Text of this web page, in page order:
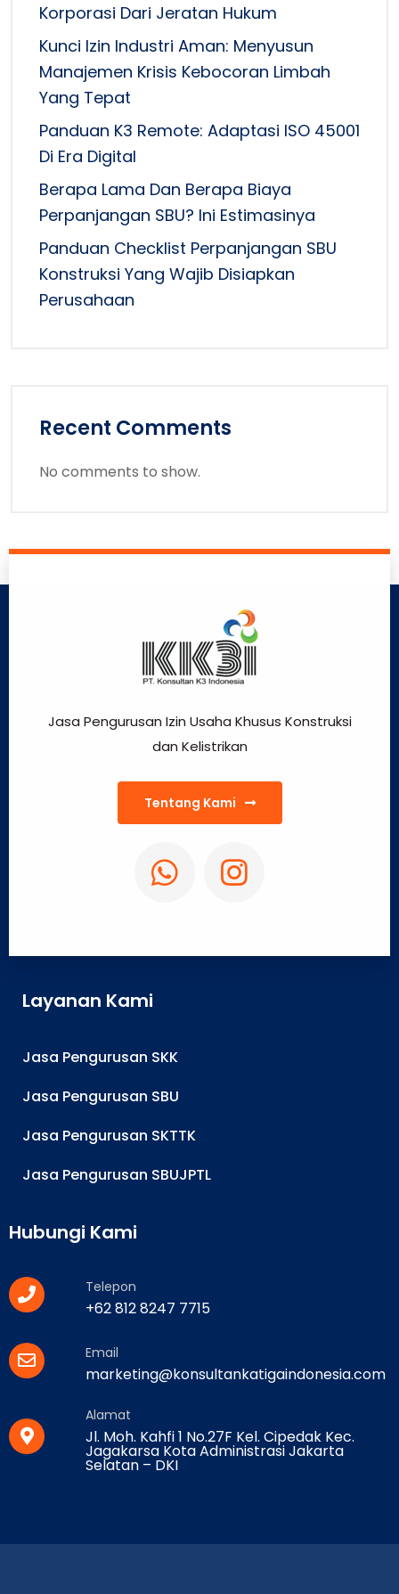
Korporasi Dari Jeratan Hukum
Kunci Izin Industri Aman: Menyusun
Manajemen Krisis Kebocoran Limbah
Yang Tepat
Panduan K3 Remote: Adaptasi ISO 45001
Di Era Digital
Berapa Lama Dan Berapa Biaya
Perpanjangan SBU? Ini Estimasinya
Panduan Checklist Perpanjangan SBU
Konstruksi Yang Wajib Disiapkan
Perusahaan
Recent Comments
No comments to show.
Jasa Pengurusan Izin Usaha Khusus Konstruksi
dan Kelistrikan
Tentang Kami
Layanan Kami
Jasa Pengurusan SKK
Jasa Pengurusan SBU
Jasa Pengurusan SKTTK
Jasa Pengurusan SBUJPTL
Hubungi Kami
Telepon
+62 812 8247 7715
Email
marketing@konsultankatigaindonesia.com
Alamat
Jl. Moh. Kahfi 1 No.27F Kel. Cipedak Kec.
Jagakarsa Kota Administrasi Jakarta
Selatan – DKI